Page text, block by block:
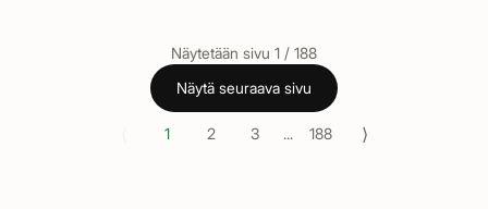
Näytetään sivu 1 / 188
Näytä seuraava sivu
1 2 3 ... 188 ⟩